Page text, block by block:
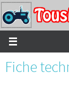
Passer
vers
le
contenu
Fiche